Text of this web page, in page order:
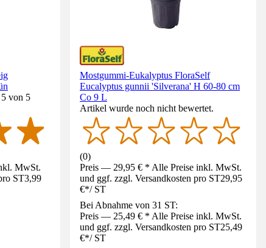
von 5
MwSt.
ST3,99
Mostgummi-Eukalyptus FloraSelf
Eucalyptus gunnii 'Silverana' H 60-80 cm
Co 9 L
Artikel wurde noch nicht bewertet.
(0)
Preis — 29,95 € * Alle Preise inkl. MwSt.
und ggf. zzgl. Versandkosten pro ST29,95
€*/ ST
Bei Abnahme von 31 ST:
Preis — 25,49 € * Alle Preise inkl. MwSt.
und ggf. zzgl. Versandkosten pro ST25,49
€*/ ST